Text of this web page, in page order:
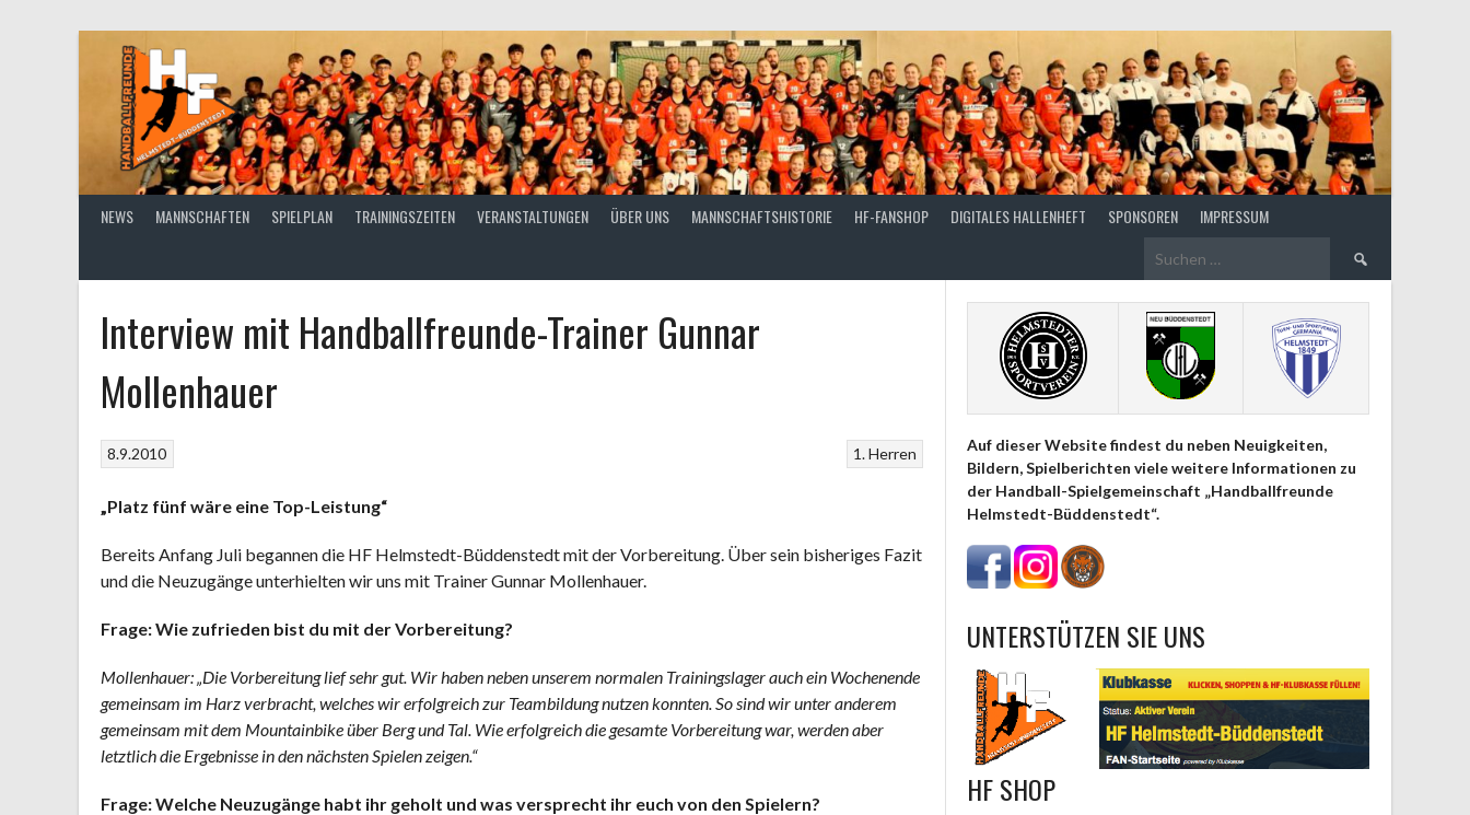
NEWS MANNSCHAFTEN SPIELPLAN TRAININGSZEITEN VERANSTALTUNGEN ÜBER UNS MANNSCHAFTSHISTORIE HF-FANSHOP DIGITALES HALLENHEFT SPONSOREN IMPRESSUM
Suchen
Interview mit Handballfreunde-Trainer Gunnar
Mollenhauer
1. Herren
8.9.2010
„Platz fünf wäre eine Top-Leistung“
Bereits Anfang Juli begannen die HF Helmstedt-Büddenstedt mit der Vorbereitung. Über sein bisheriges Fazit
und die Neuzugänge unterhielten wir uns mit Trainer Gunnar Mollenhauer.
Frage: Wie zufrieden bist du mit der Vorbereitung?
Mollenhauer: „Die Vorbereitung lief sehr gut. Wir haben neben unserem normalen Trainingslager auch ein Wochenende
gemeinsam im Harz verbracht, welches wir erfolgreich zur Teambildung nutzen konnten. So sind wir unter anderem
gemeinsam mit dem Mountainbike über Berg und Tal. Wie erfolgreich die gesamte Vorbereitung war, werden aber
letztlich die Ergebnisse in den nächsten Spielen zeigen.“
Frage: Welche Neuzugänge habt ihr geholt und was versprecht ihr euch von den Spielern?
Auf dieser Website findest du neben Neuigkeiten,
Bildern, Spielberichten viele weitere Informationen zu
der Handball-Spielgemeinschaft „Handballfreunde
Helmstedt-Büddenstedt“.
UNTERSTÜTZEN SIE UNS
HF SHOP